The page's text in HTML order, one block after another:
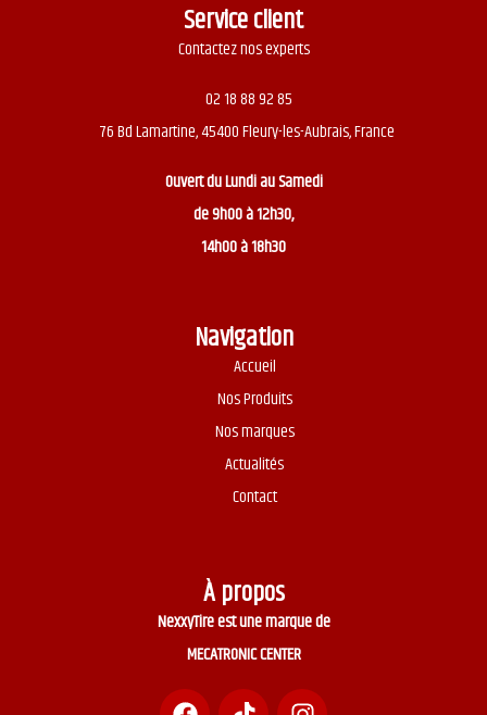
Service client
Contactez nos experts
02 18 88 92 85
76 Bd Lamartine, 45400 Fleury-les-Aubrais, France
Ouvert duLundi au Samedi
de 9h00 à 12h30,
14h00 à 18h30
Navigation
Accueil
Nos Produits
Nos marques
Actualités
Contact
À propos
NexxyTire est une marque de
MECATRONIC CENTER